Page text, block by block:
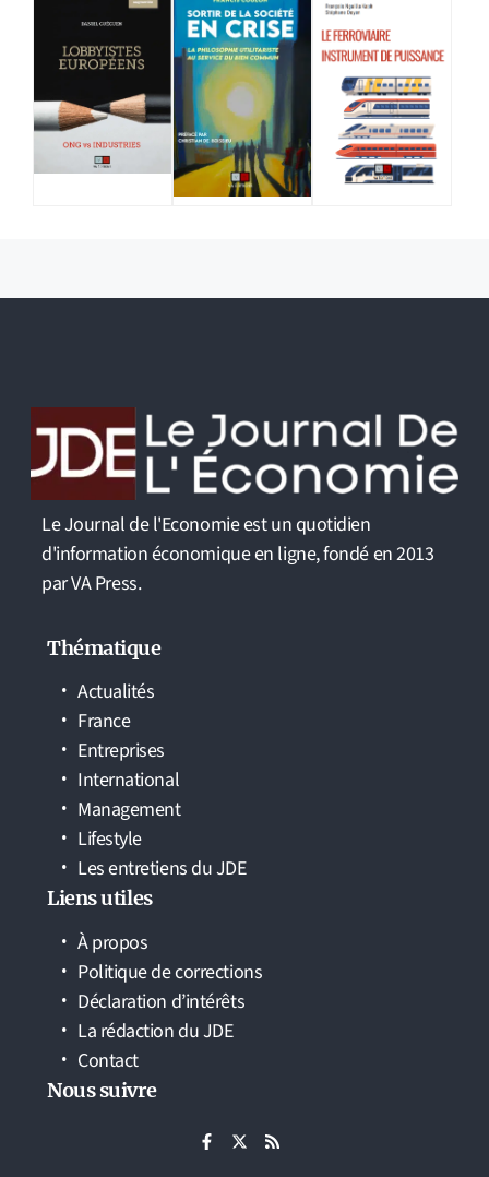
Le Journal de l'Economie est un quotidien
d'information économique en ligne, fondé en 2013
par VA Press.
Thématique
Actualités
France
Entreprises
International
Management
Lifestyle
Les entretiens du JDE
Liens utiles
À propos
Politique de corrections
Déclaration d’intérêts
La rédaction du JDE
Contact
Nous suivre